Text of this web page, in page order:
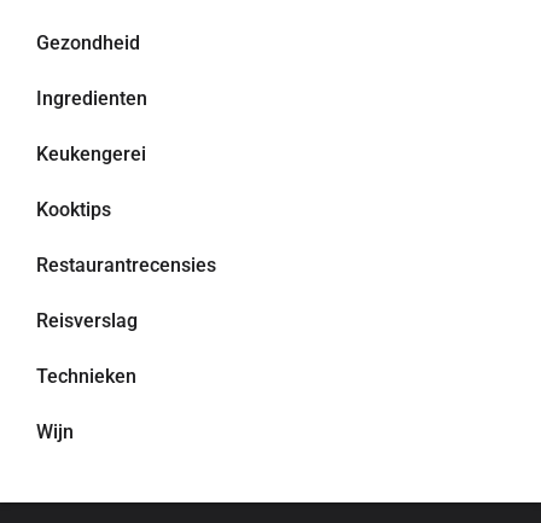
Gezondheid
Ingredienten
Keukengerei
Kooktips
Restaurantrecensies
Reisverslag
Technieken
Wijn